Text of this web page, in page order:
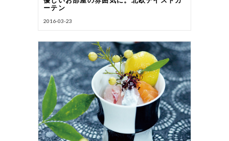
ーテン
2016-03-23